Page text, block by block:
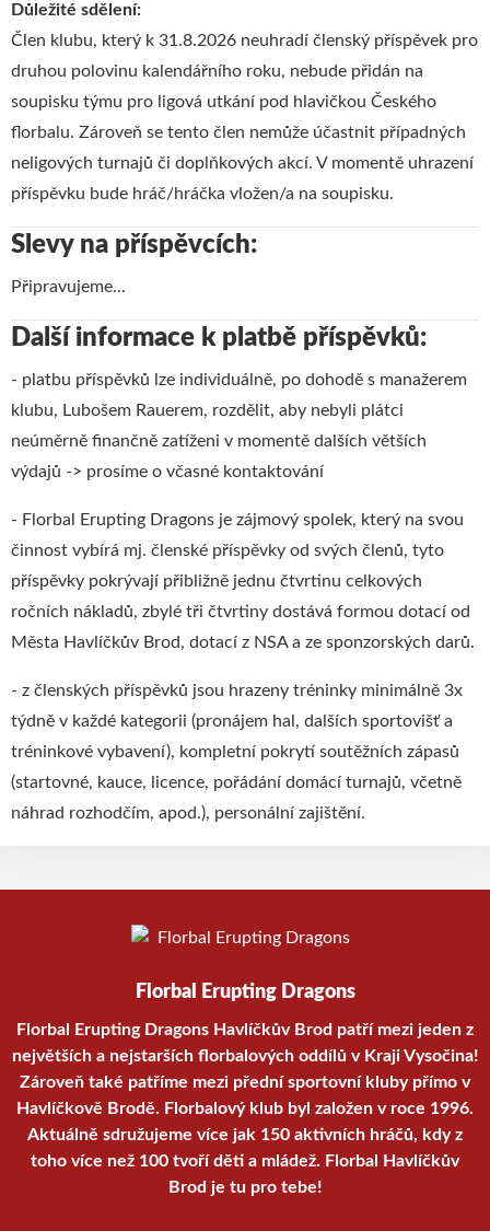
Důležité sdělení:
Člen klubu, který k 31.8.2026 neuhradí členský příspěvek pro
druhou polovinu kalendářního roku, nebude přidán na
soupisku týmu pro ligová utkání pod hlavičkou Českého
florbalu. Zároveň se tento člen nemůže účastnit případných
neligových turnajů či doplňkových akcí. V momentě uhrazení
příspěvku bude hráč/hráčka vložen/a na soupisku.
Slevy na příspěvcích:
Připravujeme...
Další informace k platbě příspěvků:
- platbu příspěvků lze individuálně, po dohodě s manažerem
klubu, Lubošem Rauerem, rozdělit, aby nebyli plátci
neúměrně finančně zatíženi v momentě dalších větších
výdajů -> prosíme o včasné kontaktování
- Florbal Erupting Dragons je zájmový spolek, který na svou
činnost vybírá mj. členské příspěvky od svých členů, tyto
příspěvky pokrývají přibližně jednu čtvrtinu celkových
ročních nákladů, zbylé tři čtvrtiny dostává formou dotací od
Města Havlíčkův Brod, dotací z NSA a ze sponzorských darů.
- z členských příspěvků jsou hrazeny tréninky minimálně 3x
týdně v každé kategorii (pronájem hal, dalších sportovišť a
tréninkové vybavení), kompletní pokrytí soutěžních zápasů
(startovné, kauce, licence, pořádání domácí turnajů, včetně
náhrad rozhodčím, apod.), personální zajištění.
Florbal Erupting Dragons
Florbal Erupting Dragons Havlíčkův Brod patří mezi jeden z
největších a nejstarších florbalových oddílů v Kraji Vysočina!
Zároveň také patříme mezi přední sportovní kluby přímo v
Havlíčkově Brodě. Florbalový klub byl založen v roce 1996.
Aktuálně sdružujeme více jak 150 aktivních hráčů, kdy z
toho více než 100 tvoří děti a mládež. Florbal Havlíčkův
Brod je tu pro tebe!